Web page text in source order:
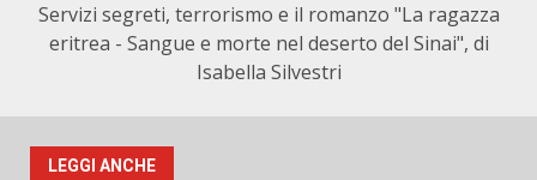
Servizi segreti, terrorismo e il romanzo "La ragazza
eritrea - Sangue e morte nel deserto del Sinai", di
Isabella Silvestri
LEGGI ANCHE